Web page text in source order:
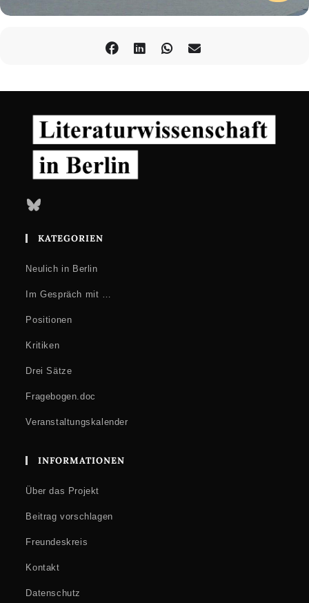
Bluesky
KATEGORIEN
Neulich in Berlin
Im Gespräch mit …
Positionen
Kritiken
Drei Sätze
Fragebogen.doc
Veranstaltungskalender
INFORMATIONEN
Über das Projekt
Beitrag vorschlagen
Freundeskreis
Kontakt
Datenschutz